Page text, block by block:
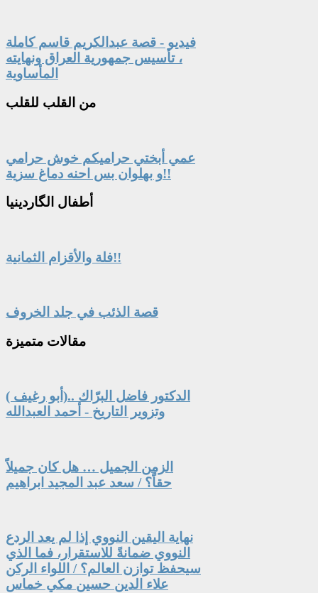
فيديو - قصة عبدالكريم قاسم كاملة
، تأسيس جمهورية العراق ونهايته
المأساوية
من القلب للقلب
عمي أبختي حراميكم خوش حرامي
و بهلوان بس احنه دماغ سزية!!
أطفال الگاردينيا
فلة والأقزام الثمانية!!
قصة الذئب في جلد الخروف
مقالات متميزة
الدكتور فاضل البرّاك ..(أبو رغيف )
وتزوير التاريخ - أحمد العبدالله
الزمن الجميل … هل كان جميلاً
حقاً؟ / سعد عبد المجيد ابراهيم
نهاية اليقين النووي إذا لم يعد الردع
النووي ضمانةً للاستقرار، فما الذي
سيحفظ توازن العالم؟ / اللواء الركن
علاء الدين حسين مكي خماس